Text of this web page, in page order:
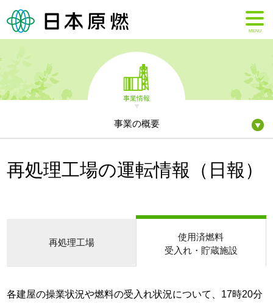
MENU
事業情報
事業の概要
再処理工場の運転情報（日報）
再処理工場
使用済燃料
受入れ・貯蔵施設
各建屋の操業状況や燃料の受入れ状況について、17時20分